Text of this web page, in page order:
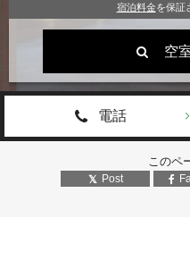
宿泊料金を保証
空
電話
このペ
Post